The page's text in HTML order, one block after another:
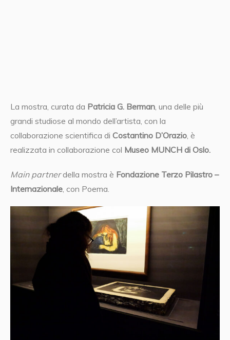
La mostra, curata da Patricia G. Berman, una delle più
grandi studiose al mondo dell’artista, con la
collaborazione scientifica di Costantino D’Orazio, è
realizzata in collaborazione col Museo MUNCH di Oslo.
Main partnerdella mostra è Fondazione Terzo Pilastro –
Internazionale, con Poema.